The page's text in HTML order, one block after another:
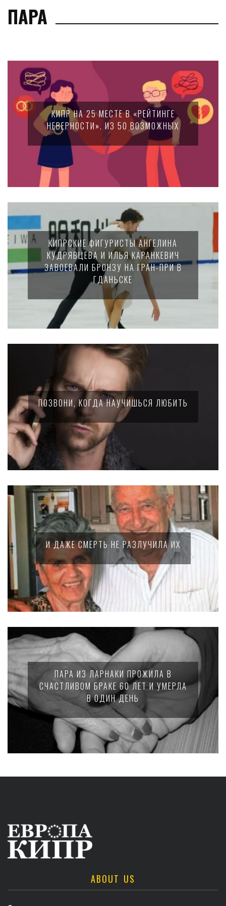
ПАРА
КИПР НА 25 МЕСТЕ В «РЕЙТИНГЕ
НЕВЕРНОСТИ». ИЗ 50 ВОЗМОЖНЫХ
КИПРСКИЕ ФИГУРИСТЫ АНГЕЛИНА
КУДРЯВЦЕВА И ИЛЬЯ КАРАНКЕВИЧ
ЗАВОЕВАЛИ БРОНЗУ НА ГРАН-ПРИ В
ГДАНЬСКЕ
ПОЗВОНИ, КОГДА НАУЧИШЬСЯ ЛЮБИТЬ
И ДАЖЕ СМЕРТЬ НЕ РАЗЛУЧИЛА ИХ
ПАРА ИЗ ЛАРНАКИ ПРОЖИЛА В
СЧАСТЛИВОМ БРАКЕ 60 ЛЕТ И УМЕРЛА
В ОДИН ДЕНЬ
ABOUT US